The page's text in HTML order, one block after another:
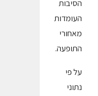
הסיבות
העומדות
מאחורי
התופעה.
על פי
נתוני